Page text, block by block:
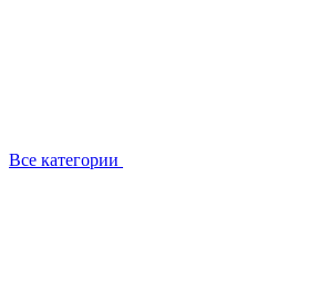
Все категории